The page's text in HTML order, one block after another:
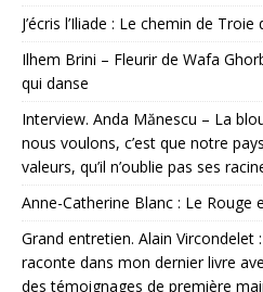
J’écris l’Iliade : Le chemin de
Ilhem Brini – Fleurir de Wafa
qui danse
Interview. Anda Mănescu – La
nous voulons, c’est que notre
valeurs, qu’il n’oublie pas ses
Anne-Catherine Blanc : Le Rouge
Grand entretien. Alain Vircondelet
raconte dans mon dernier livre
des témoignages de première